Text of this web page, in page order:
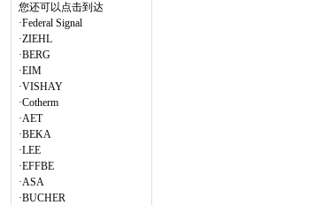
您还可以点击到达
·Federal Signal
·ZIEHL
·BERG
·EIM
·VISHAY
·Cotherm
·AET
·BEKA
·LEE
·EFFBE
·ASA
·BUCHER